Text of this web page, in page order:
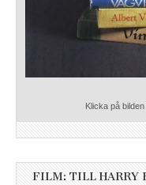
Klicka på
FILM: TILL HARRY